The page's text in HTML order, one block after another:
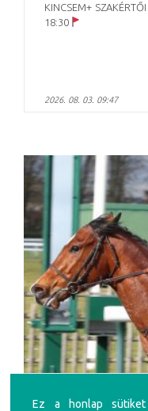
KINCSEM+
18:30
2026. 08. 03. 09:47
Tortisambert
Ez a honlap sütiket